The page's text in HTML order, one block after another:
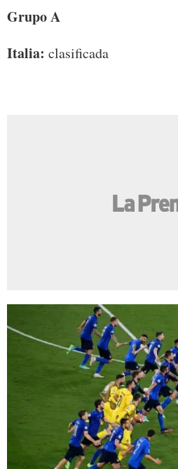
Grupo A
Italia: clasificada